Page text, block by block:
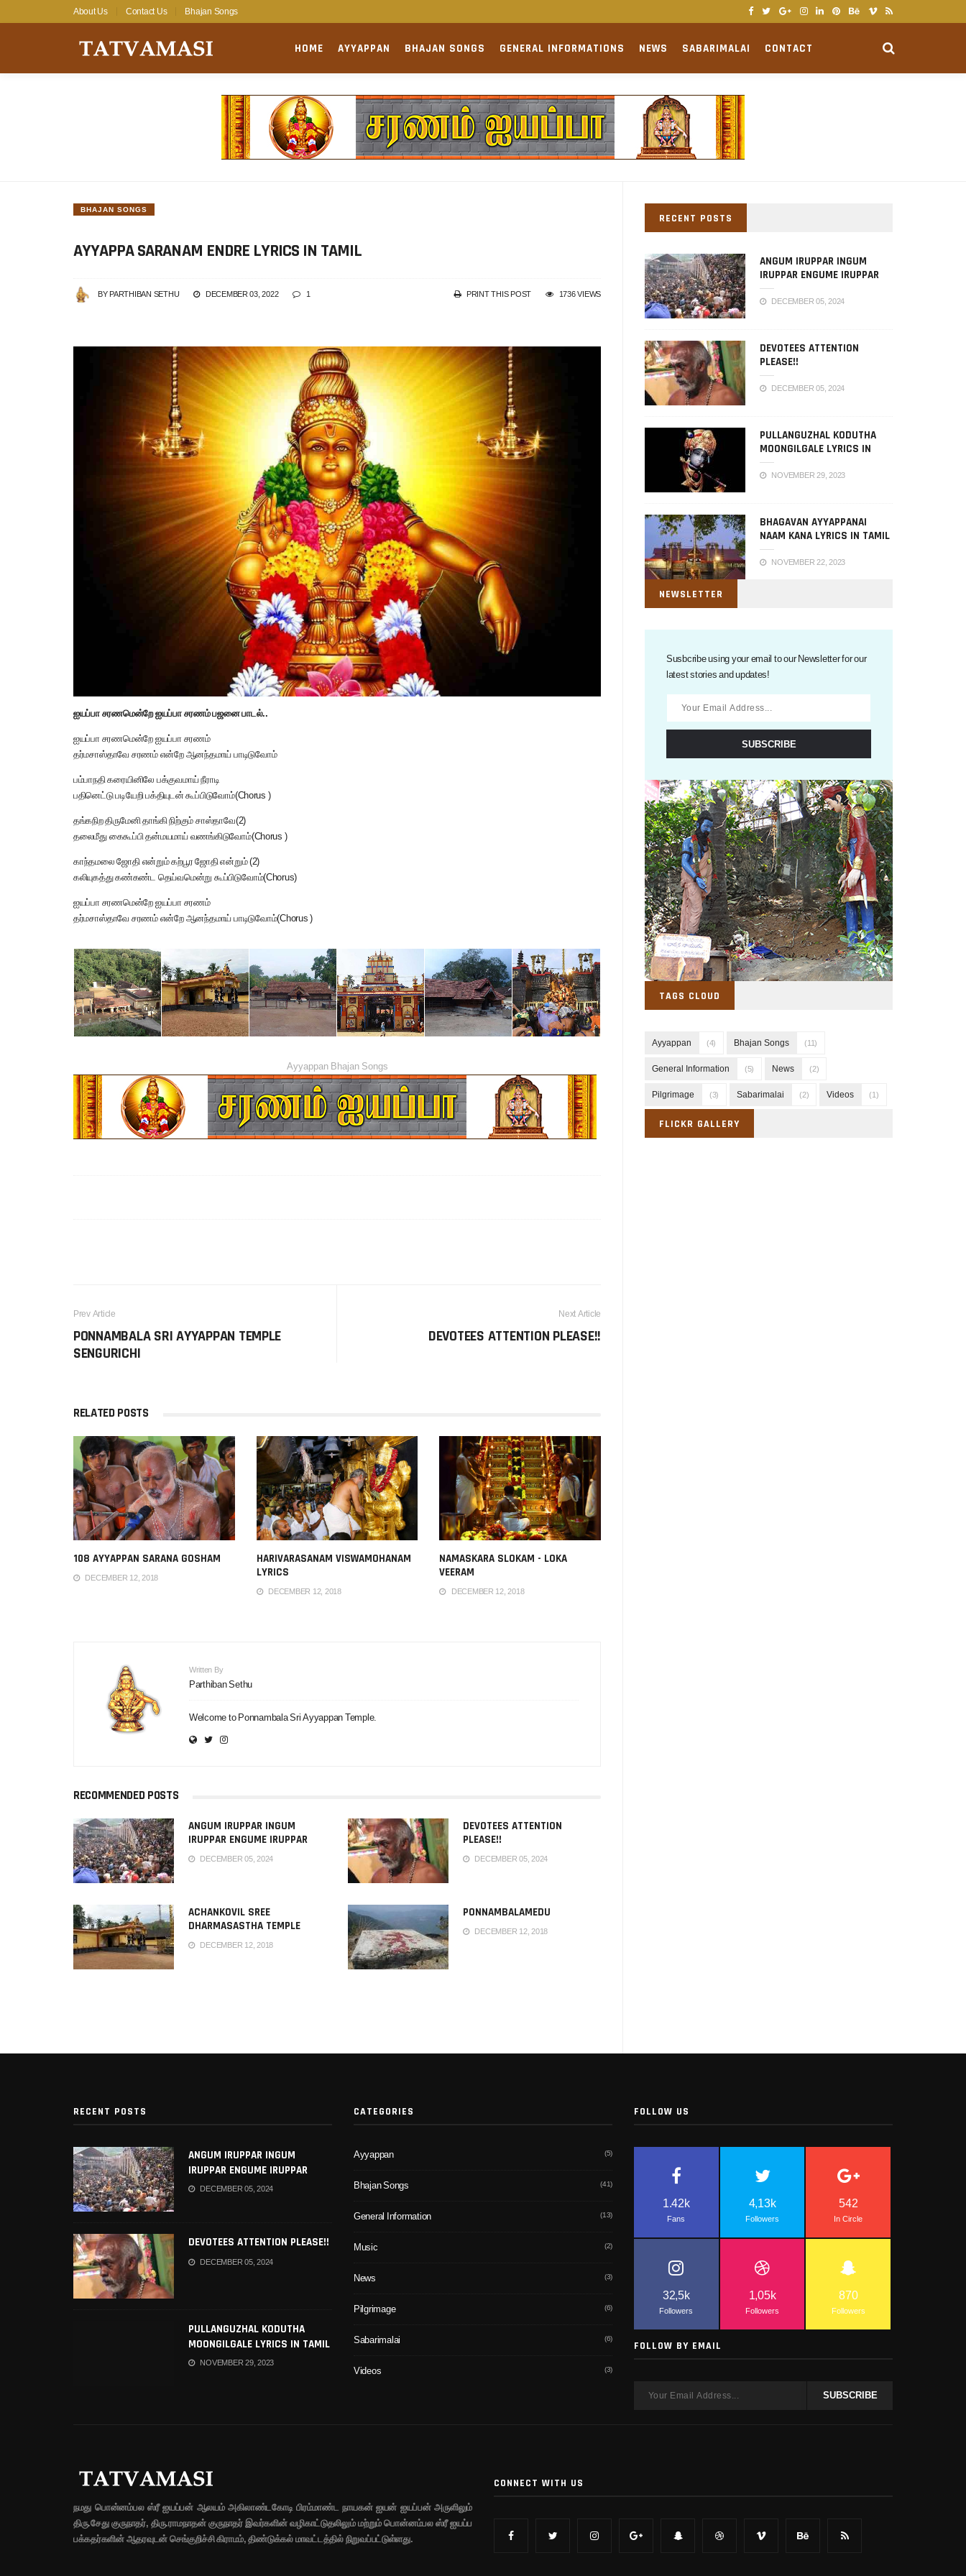
to
TOP
MENU
About Us Contact Us Bhajan Songs
MAIN
NAVIGATION
HOME AYYAPPAN BHAJAN SONGS GENERAL INFORMATIONS NEWS SABARIMALAI CONTACT
BHAJAN SONGS
AYYAPPA SARANAM ENDRE LYRICS IN TAMIL
BY PARTHIBAN SETHU DECEMBER 03, 2022 1 1736 VIEWS
PRINT THIS POST
ஐயப்பா சரணமென்றே ஐயப்பா சரணம் பஜனை பாடல்..
ஐயப்பா சரணமென்றே ஐயப்பா சரணம்
தர்மசாஸ்தாவே சரணம் என்றே ஆனந்தமாய் பாடிடுவோம்
பம்பாநதி கரையினிலே பக்குவமாய் நீராடி
பதினெட்டு படியேறி பக்தியுடன் கூப்பிடுவோம்(Chorus )
தங்கநிற திருமேனி தாங்கி நிற்கும் சாஸ்தாவே(2)
தலைமீது கைகூப்பி தன்மயமாய் வணங்கிடுவோம்(Chorus )
காந்தமலை ஜோதி என்றும் கற்பூர ஜோதி என்றும் (2)
கலியுகத்து கண்கண்ட தெய்வமென்று கூப்பிடுவோம்(Chorus)
ஐயப்பா சரணமென்றே ஐயப்பா சரணம்
தர்மசாஸ்தாவே சரணம் என்றே ஆனந்தமாய் பாடிடுவோம்(Chorus )
Ayyappan Bhajan Songs
Prev Article
PONNAMBALA SRI AYYAPPAN TEMPLE
SENGURICHI
Next Article
DEVOTEES ATTENTION PLEASE!!
RELATED POSTS
108 AYYAPPAN SARANA GOSHAM
DECEMBER 12, 2018
HARIVARASANAM VISWAMOHANAM
LYRICS
DECEMBER 12, 2018
NAMASKARA SLOKAM - LOKA
VEERAM
DECEMBER 12, 2018
Written By
Parthiban Sethu
Welcome to Ponnambala Sri Ayyappan Temple.
RECOMMENDED POSTS
ANGUM IRUPPAR INGUM
IRUPPAR ENGUME IRUPPAR
DECEMBER 05, 2024
DEVOTEES ATTENTION
PLEASE!!
DECEMBER 05, 2024
ACHANKOVIL SREE
DHARMASASTHA TEMPLE
DECEMBER 12, 2018
PONNAMBALAMEDU
DECEMBER 12, 2018
RECENT POSTS
ANGUM IRUPPAR INGUM
IRUPPAR ENGUME IRUPPAR
AYYAPPAN LYRICS IN TAMIL
DECEMBER 05, 2024
DEVOTEES ATTENTION
PLEASE!!
DECEMBER 05, 2024
PULLANGUZHAL KODUTHA
MOONGILGALE LYRICS IN
TAMIL
NOVEMBER 29, 2023
BHAGAVAN AYYAPPANAI
NAAM KANA LYRICS IN TAMIL
NOVEMBER 22, 2023
NEWSLETTER
Susbcribe using your email to our Newsletter for our
latest stories and updates!
TAGS CLOUD
Ayyappan (4) Bhajan Songs (11)
General Information (5) News (2)
Pilgrimage (3) Sabarimalai (2) Videos (1)
FLICKR GALLERY
RECENT POSTS
ANGUM IRUPPAR INGUM
IRUPPAR ENGUME IRUPPAR
AYYAPPAN LYRICS IN TAMIL
DECEMBER 05, 2024
DEVOTEES ATTENTION PLEASE!!
DECEMBER 05, 2024
PULLANGUZHAL KODUTHA
MOONGILGALE LYRICS IN TAMIL
NOVEMBER 29, 2023
CATEGORIES
Ayyappan (5)
Bhajan Songs (41)
General Information (13)
Music (2)
News (3)
Pilgrimage (6)
Sabarimalai (6)
Videos (3)
FOLLOW US
1.42k
Fans
4,13k
Followers
542
In Circle
32,5k
Followers
1,05k
Followers
870
Followers
FOLLOW BY EMAIL
நமது பொன்னம்பல ஸ்ரீ ஐயப்பன் ஆலயம் அகிலாண்டகோடி பிரம்மாண்ட நாயகன் ஐயன் ஐயப்பன் அருளிலும்
திரு.சேது குருநாதர், திரு.ராமநாதன் குருநாதர் இவர்களின் வழிகாட்டுதலிலும் மற்றும் பொன்னம்பல ஸ்ரீ ஐயப்ப
பக்கதர்களின் ஆதரவுடன் செங்குறிச்சி கிராமம், திண்டுக்கல் மாவட்டத்தில் நிறுவப்பட்டுள்ளது.
CONNECT WITH US